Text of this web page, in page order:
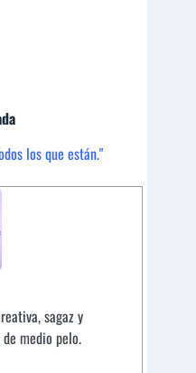
los que están."
sagaz y
medio pelo.